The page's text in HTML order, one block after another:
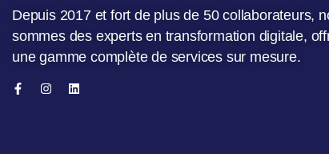
Depuis 2017 et fort de plus de 50 collaborateurs,
sommes des experts en transformation digitale,
une gamme complète de services sur mesure.